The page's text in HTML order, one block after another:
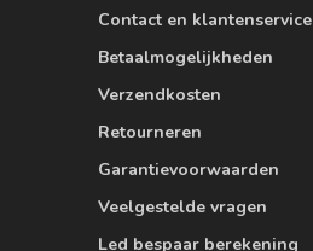
Contact en klantenservice
Betaalmogelijkheden
Verzendkosten
Retourneren
Garantievoorwaarden
Veelgestelde vragen
Led bespaar berekening